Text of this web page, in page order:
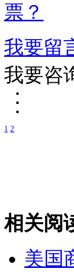
票？
我要留
我要咨
相关阅
美国